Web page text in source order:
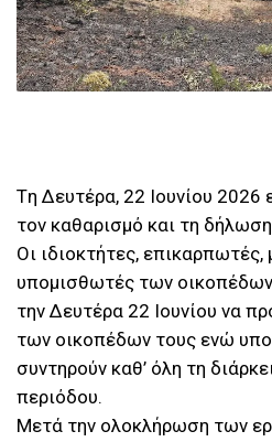
Tη Δευτέρα, 22 Ιουνίου 2026
τον καθαρισμό και τη
Οι ιδιοκτήτες, επικαρπωτές,
υπομισθωτές των
την Δευτέρα 22 Ιουνίου να
των οικοπέδων τους ενώ
συντηρούν καθ’ όλη τη
περιόδου.
Μετά την ολοκλήρωση των